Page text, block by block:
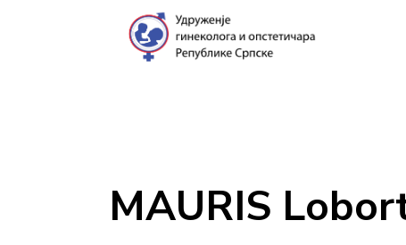
MAURIS